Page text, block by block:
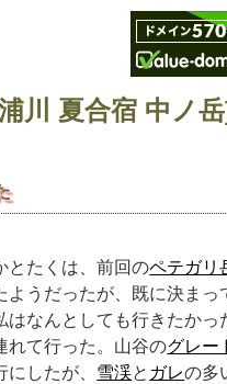
川 夏合宿 中ノ
とたくは、前回のペテガリ
ようだったが、既に決まっ
はなんとしても行きたかっ
れて行った。山谷のグレー
にしたが、 雪渓と ガレの多